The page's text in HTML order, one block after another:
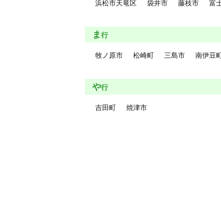
浜松市天竜区
袋井市 藤枝市 富
ま行
牧ノ原市 松崎町 三島市 南伊豆
や行
吉田町 焼津市